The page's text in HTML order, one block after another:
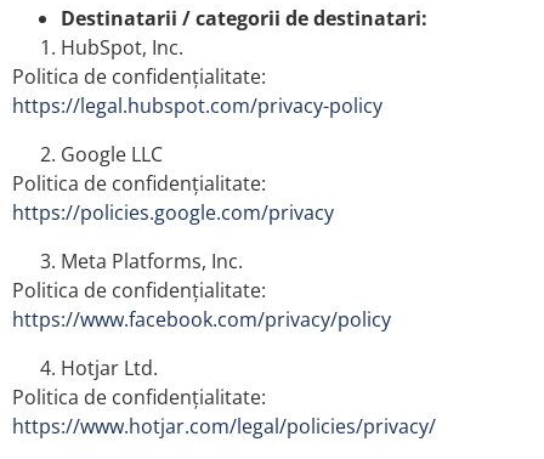
Destinatarii / categorii de destinatari:
HubSpot, Inc.
Politica de confidențialitate:
https://legal.hubspot.com/privacy-policy
Google LLC
Politica de confidențialitate:
https://policies.google.com/privacy
Meta Platforms, Inc.
Politica de confidențialitate:
https://www.facebook.com/privacy/policy
Hotjar Ltd.
Politica de confidențialitate:
https://www.hotjar.com/legal/policies/privacy/